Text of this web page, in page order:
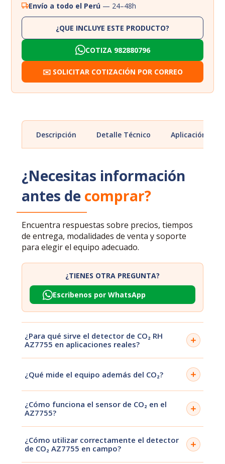
Envío a todo el Perú — 24–48h
¿QUE INCLUYE ESTE PRODUCTO?
COTIZA 982880796
✉️ SOLICITAR COTIZACIÓN POR CORREO
Descripción Detalle Técnico Aplicación
¿Necesitas información
antes de comprar?
Encuentra respuestas sobre precios, tiempos
de entrega, modalidades de venta y soporte
para elegir el equipo adecuado.
¿TIENES OTRA PREGUNTA?
Escribenos por WhatsApp
¿Para qué sirve el detector de CO₂ RH
AZ7755 en aplicaciones reales?
dióxido de carbono (CO₂) en ambientes interiores,
permitiendo evaluar la calidad del aire. Es ideal para
oficinas, aulas, industrias y espacios cerrados donde
la ventilación es crítica.
¿Qué mide el equipo además del CO₂?
humedad relativa (RH), lo que permite analizar de
forma integral las condiciones ambientales y su
impacto en confort y salud.
¿Cómo funciona el sensor de CO₂ en el
AZ7755?
dispersivo (NDIR), que detecta la concentración de
CO₂ de forma precisa y estable. Este método es
ampliamente utilizado en monitoreo profesional de
¿Cómo utilizar correctamente el detector
de CO₂ AZ7755 en campo?